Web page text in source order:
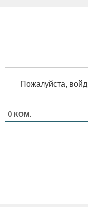
Пожалуйста,
0 КОМ.